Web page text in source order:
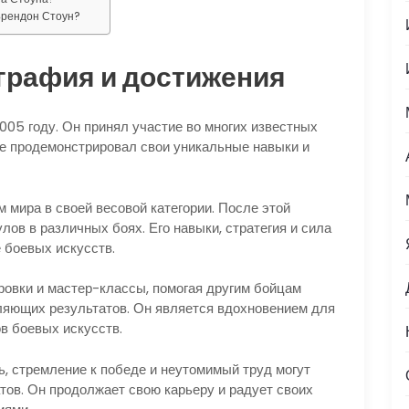
Стоун?
и достижения
году. Он принял участие во многих известных
продемонстрировал свои уникальные навыки и
в своей весовой категории. После этой
в различных боях. Его навыки, стратегия и сила
искусств.
и мастер-классы, помогая другим бойцам
результатов. Он является вдохновением для
боевых искусств.
стремление к победе и неутомимый труд могут
Он продолжает свою карьеру и радует своих